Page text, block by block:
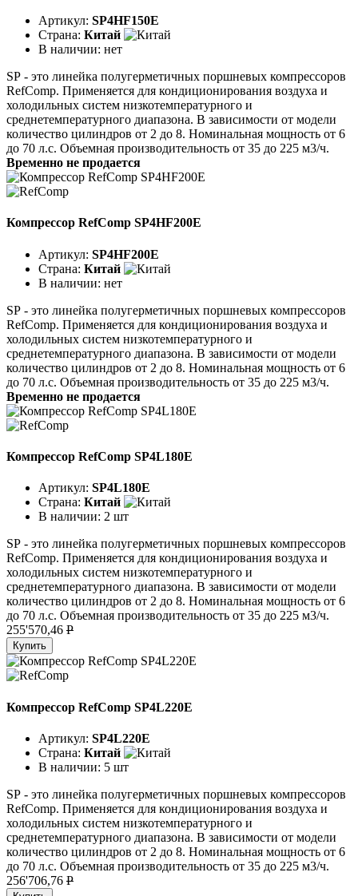
Артикул: SP4HF150E
Страна: Китай
В наличии: нет
SР - это линейка полугерметичных поршневых компрессоров
RefComp. Применяется для кондиционирования воздуха и
холодильных систем низкотемпературного и
среднетемпературного диапазона. В зависимости от модели
количество цилиндров от 2 до 8. Номинальная мощность от 6
до 70 л.с. Объемная производительность от 35 до 225 м3/ч.
Временно не продается
Компрессор RefComp SP4HF200E
Артикул: SP4HF200E
Страна: Китай
В наличии: нет
SР - это линейка полугерметичных поршневых компрессоров
RefComp. Применяется для кондиционирования воздуха и
холодильных систем низкотемпературного и
среднетемпературного диапазона. В зависимости от модели
количество цилиндров от 2 до 8. Номинальная мощность от 6
до 70 л.с. Объемная производительность от 35 до 225 м3/ч.
Временно не продается
Компрессор RefComp SP4L180E
Артикул: SP4L180E
Страна: Китай
В наличии: 2 шт
SР - это линейка полугерметичных поршневых компрессоров
RefComp. Применяется для кондиционирования воздуха и
холодильных систем низкотемпературного и
среднетемпературного диапазона. В зависимости от модели
количество цилиндров от 2 до 8. Номинальная мощность от 6
до 70 л.с. Объемная производительность от 35 до 225 м3/ч.
255'570,46 P
Купить
Компрессор RefComp SP4L220E
Артикул: SP4L220E
Страна: Китай
В наличии: 5 шт
SР - это линейка полугерметичных поршневых компрессоров
RefComp. Применяется для кондиционирования воздуха и
холодильных систем низкотемпературного и
среднетемпературного диапазона. В зависимости от модели
количество цилиндров от 2 до 8. Номинальная мощность от 6
до 70 л.с. Объемная производительность от 35 до 225 м3/ч.
256'706,76 P